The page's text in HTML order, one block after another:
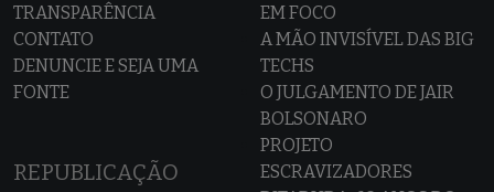
TRANSPARÊNCIA
CONTATO
DENUNCIE E SEJA UMA
FONTE
REPUBLICAÇÃO
EM FOCO
A MÃO INVISÍVEL DAS BIG
TECHS
O JULGAMENTO DE JAIR
BOLSONARO
PROJETO
ESCRAVIZADORES